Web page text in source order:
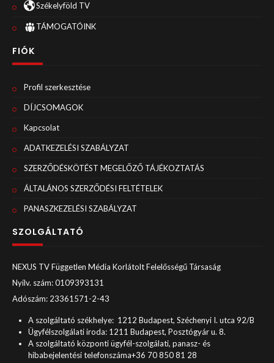
Székelyföld TV
TÁMOGATÓINK
FIÓK
Profil szerkesztése
DÍJCSOMAGOK
Kapcsolat
ADATKEZELÉSI SZABÁLYZAT
SZERZŐDÉSKÖTÉST MEGELŐZŐ TÁJÉKOZTATÁS
ÁLTALÁNOS SZERZŐDÉSI FELTÉTELEK
PANASZKEZELÉSI SZABÁLYZAT
SZOLGÁLTATÓ
NEXUS TV Független Média Korlátolt Felelősségű Társaság
Nyilv. szám: 0109393131
Adószám: 23361571-2-43
A szolgáltató székhelye: 1212 Budapest, Széchenyi I. utca 92/B
Ügyfélszolgálati iroda: 1211 Budapest, Posztógyár u. 8.
A szolgáltató központi ügyfél-szolgálati, panasz- és
hibabejelentési telefonszáma+36 70 850 81 28